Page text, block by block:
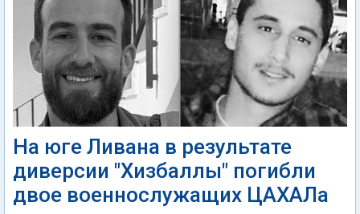
На юге Ливана в результате
диверсии "Хизбаллы" погибли
двое военнослужащих ЦАХАЛа